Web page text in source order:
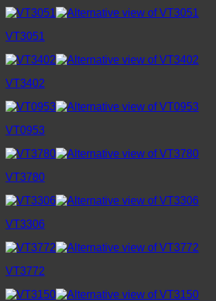
VT3051
VT3402
VT0953
VT3780
VT3306
VT3772